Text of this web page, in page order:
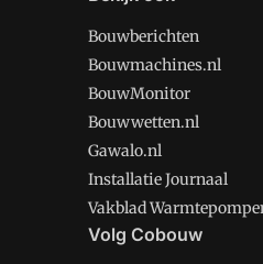
Bouwberichten
Bouwmachines.nl
BouwMonitor
Bouwwetten.nl
Gawalo.nl
Installatie Journaal
Vakblad
Volg Cobouw